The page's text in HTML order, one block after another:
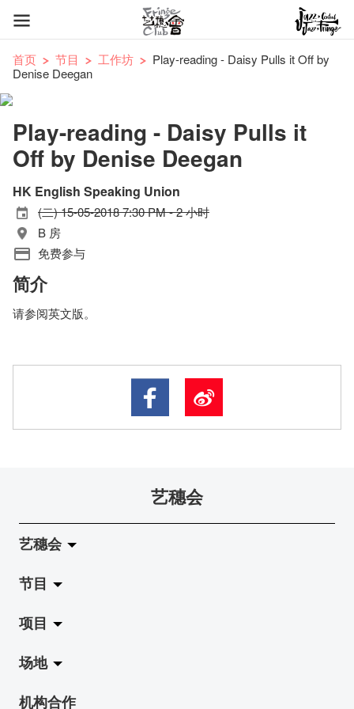
首页 节目 工作坊
Play-reading - Daisy Pulls it Off by
Denise Deegan
Play-reading - Daisy Pulls it
Off by Denise Deegan
HK English Speaking Union
(二) 15-05-2018 7:30 PM - 2 小时
B 房
免费参与
简介
请参阅英文版。
艺穗会
艺穗会
关于艺穗会
艺穗会的演化
使命与宗旨
艺穗会架构
节目
拉阔
展览
演出
项目
Jazz-Go-Central, Jazz-Go-Fringe
LPL
场地
陈丽玲划廊
机构合作